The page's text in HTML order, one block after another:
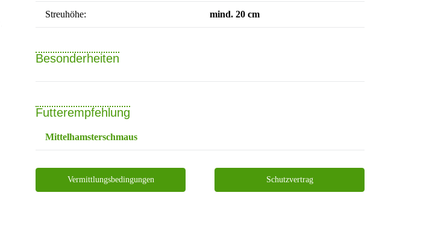
Streuhöhe: mind. 20 cm
Besonderheiten
Futterempfehlung
Mittelhamsterschmaus
Vermittlungsbedingungen Schutzvertrag